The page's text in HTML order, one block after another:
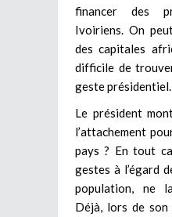
financer des
Ivoiriens. On
des capitales
difficile de
geste présidentiel.
Le président
l’attachement
pays ? En tout
gestes à l’égard
population, ne
Déjà, lors de son